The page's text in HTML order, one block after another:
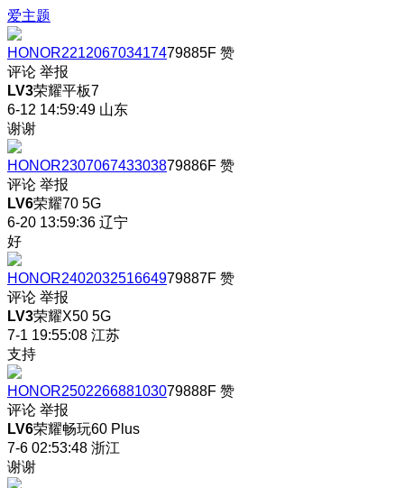
爱主题
HONOR221206703417479885F 赞
评论 举报
LV3荣耀平板7
6-12 14:59:49 山东
谢谢
HONOR230706743303879886F 赞
评论 举报
LV6荣耀70 5G
6-20 13:59:36 辽宁
好
HONOR240203251664979887F 赞
评论 举报
LV3荣耀X50 5G
7-1 19:55:08 江苏
支持
HONOR250226688103079888F 赞
评论 举报
LV6荣耀畅玩60 Plus
7-6 02:53:48 浙江
谢谢